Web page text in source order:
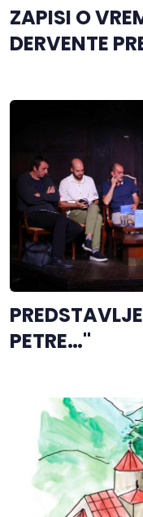
ZAPISI O
DERVENTE
PETRE…"